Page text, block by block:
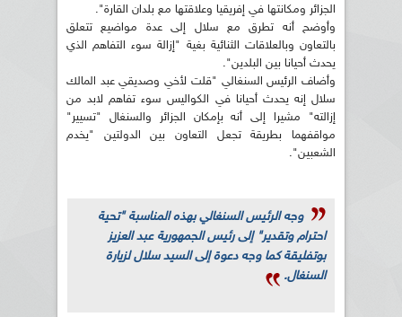
الجزائر ومكانتها في إفريقيا وعلاقتها مع بلدان القارة".
وأوضح أنه تطرق مع سلال إلى عدة مواضيع تتعلق
بالتعاون وبالعلاقات الثنائية بغية "إزالة سوء التفاهم الذي
يحدث أحيانا بين البلدين".
وأضاف الرئيس السنغالي "قلت لأخي وصديقي عبد المالك
سلال إنه يحدث أحيانا في الكواليس سوء تفاهم لابد من
إزالته" مشيرا إلى أنه بإمكان الجزائر والسنغال "تسيير"
مواقفهما بطريقة تجعل التعاون بين الدولتين "يخدم
الشعبين".
وجه الرئيس السنغالي بهذه المناسبة "تحية
احترام وتقدير" إلى رئيس الجمهورية عبد العزيز
بوتفليقة كما وجه دعوة إلى السيد سلال لزيارة
السنغال.